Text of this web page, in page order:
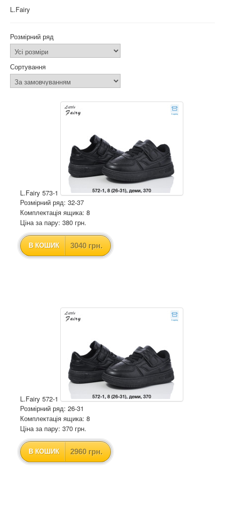
L.Fairy
Розмірний ряд
Сортування
L.Fairy 573-1
Розмірний ряд: 32-37
Комплектація ящика: 8
Ціна за пару: 380 грн.
В КОШИК 3040 грн.
L.Fairy 572-1
Розмірний ряд: 26-31
Комплектація ящика: 8
Ціна за пару: 370 грн.
В КОШИК 2960 грн.